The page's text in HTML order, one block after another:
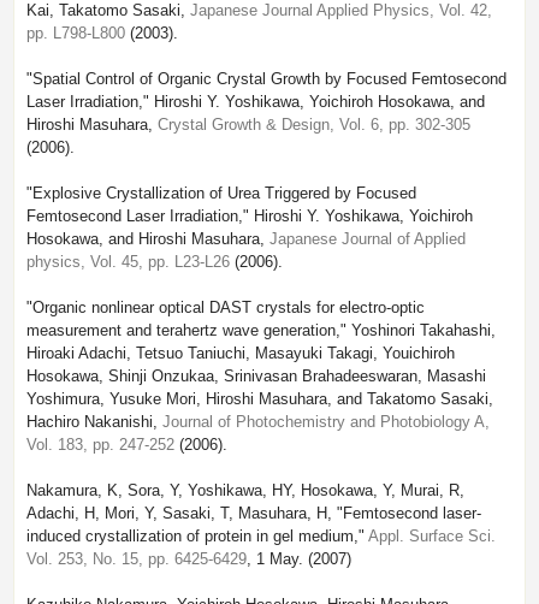
Kai, Takatomo Sasaki,Japanese Journal Applied Physics, Vol. 42,
pp. L798-L800 (2003).
"Spatial Control of Organic Crystal Growth by Focused Femtosecond
Laser Irradiation," Hiroshi Y. Yoshikawa, Yoichiroh Hosokawa, and
Hiroshi Masuhara,Crystal Growth & Design, Vol. 6, pp. 302-305
(2006).
"Explosive Crystallization of Urea Triggered by Focused
Femtosecond Laser Irradiation," Hiroshi Y. Yoshikawa, Yoichiroh
Hosokawa, and Hiroshi Masuhara,Japanese Journal of Applied
physics, Vol. 45, pp. L23-L26 (2006).
"Organic nonlinear optical DAST crystals for electro-optic
measurement and terahertz wave generation," Yoshinori Takahashi,
Hiroaki Adachi, Tetsuo Taniuchi, Masayuki Takagi, Youichiroh
Hosokawa, Shinji Onzukaa, Srinivasan Brahadeeswaran, Masashi
Yoshimura, Yusuke Mori, Hiroshi Masuhara, and Takatomo Sasaki,
Hachiro Nakanishi,Journal of Photochemistry and Photobiology A,
Vol. 183, pp. 247-252 (2006).
Nakamura, K, Sora, Y, Yoshikawa, HY, Hosokawa, Y, Murai, R,
Adachi, H, Mori, Y, Sasaki, T, Masuhara, H, "Femtosecond laser-
induced crystallization of protein in gel medium,"Appl. Surface Sci.
Vol. 253, No. 15, pp. 6425-6429, 1 May. (2007)